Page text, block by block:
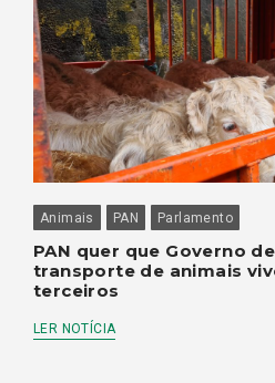
Animais PAN Parlamento
PAN quer que Governo
transporte de animais
terceiros
LER NOTÍCIA